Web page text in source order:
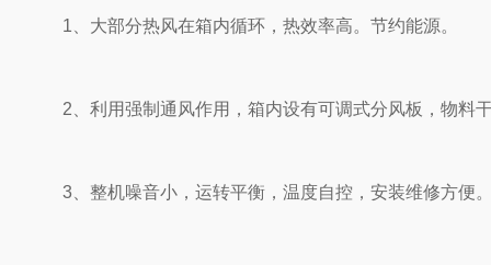
1、大部分热风在箱内循环，热效率高。节约能源。
2、利用强制通风作用，箱内设有可调式分风板，物料
3、整机噪音小，运转平衡，温度自控，安装维修方便